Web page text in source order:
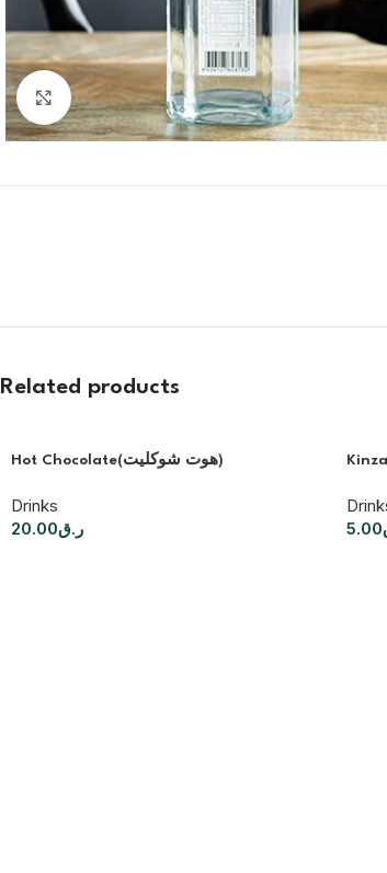
Click to enlarge
Related products
Hot Chocolate(هوت شوكليت)
Drinks
ر.ق20.00 5.00